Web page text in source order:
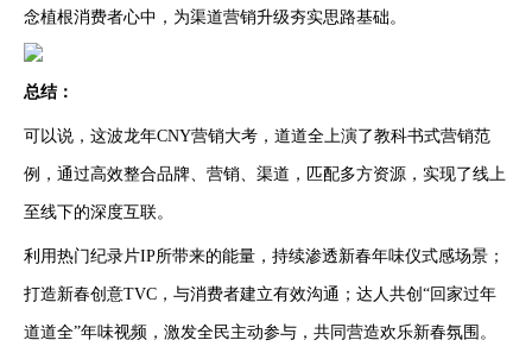
念植根消费者心中，为渠道营销升级夯实思路基础。
总结：
可以说，这波龙年CNY营销大考，道道全上演了教科书式营销范
例，通过高效整合品牌、营销、渠道，匹配多方资源，实现了线上
至线下的深度互联。
利用热门纪录片IP所带来的能量，持续渗透新春年味仪式感场景；
打造新春创意TVC，与消费者建立有效沟通；达人共创“回家过年
道道全”年味视频，激发全民主动参与，共同营造欢乐新春氛围。